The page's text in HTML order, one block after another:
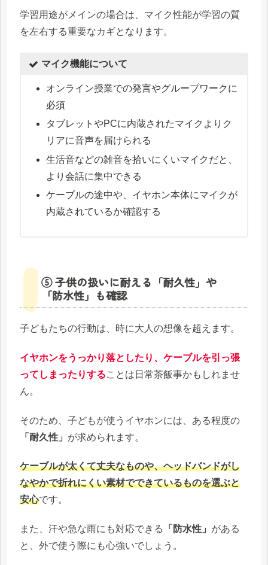
学習用途がメインの場合は、マイク性能が学習の質
を左右する重要なカギとなります。
マイク機能について
オンライン授業での発言やグループワークに
必須
タブレットやPCに内蔵されたマイクよりク
リアに音声を届けられる
生活音などの雑音を拾いにくいマイクだと、
より会話に集中できる
ケーブルの途中や、イヤホン本体にマイクが
内蔵されているか確認する
⑤ 子供の扱いに耐える「耐久性」や
「防水性」も確認
子どもたちの行動は、時に大人の想像を超えます。
イヤホンをうっかり落としたり、ケーブルを引っ張
ってしまったりすることは日常茶飯事かもしれませ
ん。
そのため、子どもが使うイヤホンには、ある程度の
「耐久性」 が求められます。
ケーブルが太くて丈夫なものや、ヘッドバンドがし
なやかで折れにくい素材でできているものを選ぶと
安心です。
また、汗や急な雨にも対応できる 「防水性」 がある
と、外で使う際にも心強いでしょう。